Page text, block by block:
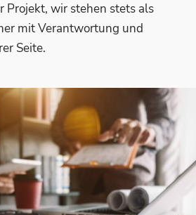
Projekt, wir stehen stets als
mit Verantwortung und
Seite.